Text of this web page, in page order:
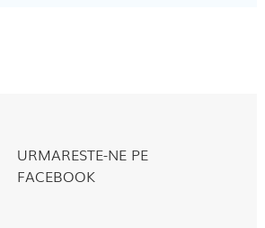
URMARESTE-NE PE
FACEBOOK